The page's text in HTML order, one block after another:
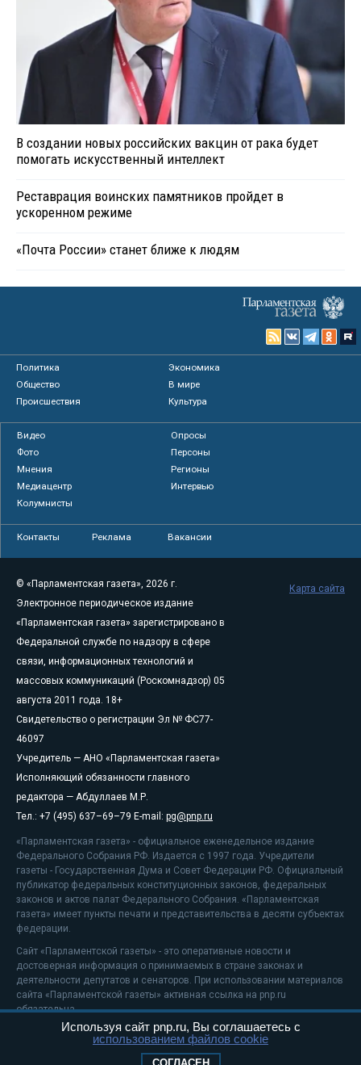
В создании новых российских вакцин от рака будет
помогать искусственный интеллект
Реставрация воинских памятников пройдет в
ускоренном режиме
«Почта России» станет ближе к людям
Политика
Экономика
Общество
В мире
Происшествия
Культура
Видео
Опросы
Фото
Персоны
Мнения
Регионы
Медиацентр
Интервью
Колумнисты
Контакты Реклама Вакансии
© «Парламентская газета», 2026 г.
Электронное периодическое издание
«Парламентская газета» зарегистрировано в
Федеральной службе по надзору в сфере
связи, информационных технологий и
массовых коммуникаций (Роскомнадзор) 05
августа 2011 года. 18+
Свидетельство о регистрации Эл № ФС77-
46097
Учредитель — АНО «Парламентская газета»
Исполняющий обязанности главного
редактора — Абдуллаев М.Р.
Тел.: +7 (495) 637–69–79 E-mail: pg@pnp.ru
«Парламентская газета» - официальное еженедельное издание
Федерального Собрания РФ. Издается с 1997 года. Учредители
газеты - Государственная Дума и Совет Федерации РФ. Официальный
публикатор федеральных конституционных законов, федеральных
законов и актов палат Федерального Собрания. «Парламентская
газета» имеет пункты печати и представительства в десяти субъектах
федерации.
Сайт «Парламентской газеты» - это оперативные новости и
достоверная информация о принимаемых в стране законах и
деятельности депутатов и сенаторов. При использовании материалов
сайта «Парламентской газеты» активная ссылка на pnp.ru
обязательна.
На информационном ресурсе применяютсярекомендательные
Положение о защите персональных данных
Карта сайта
Используя сайт pnp.ru, Вы соглашаетесь с
использованием файлов cookie